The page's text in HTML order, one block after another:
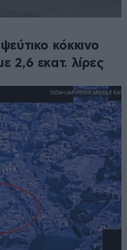
κόκκινο
2,6 εκατ. λίρες